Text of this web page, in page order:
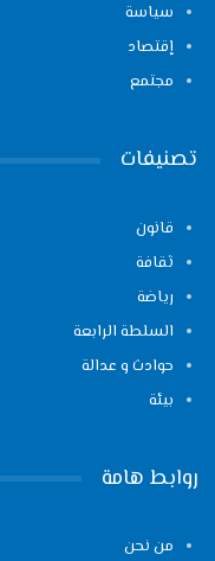
سياسة
إقتصاد
مجتمع
تصنيفات
قانون
ثقافة
رياضة
السلطة الرابعة
حوادث و عدالة
بيئة
روابط هامة
من نحن